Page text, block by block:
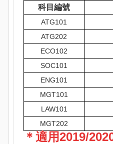
科目編號
ATG101
ATG202
ECO102
SOC101
ENG101
MGT101
LAW101
MGT202
＊適用2019/